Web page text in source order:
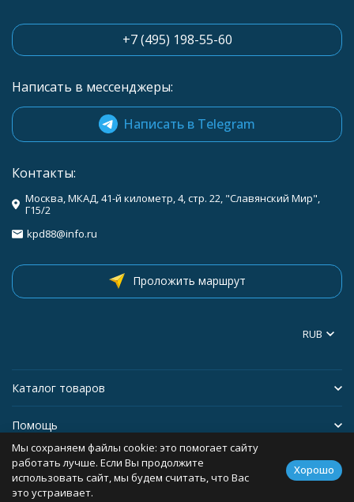
+7 (495) 198-55-60
Написать в мессенджеры:
Написать в Telegram
Контакты:
Москва, МКАД, 41-й километр, 4, стр. 22, "Славянский Мир",
Г15/2
kpd88@info.ru
Проложить маршрут
RUB
Каталог товаров
Помощь
Информация
Мы сохраняем файлы cookie: это помогает сайту
работать лучше. Если Вы продолжите
использовать сайт, мы будем считать, что Вас
это устраивает.
Хорошо